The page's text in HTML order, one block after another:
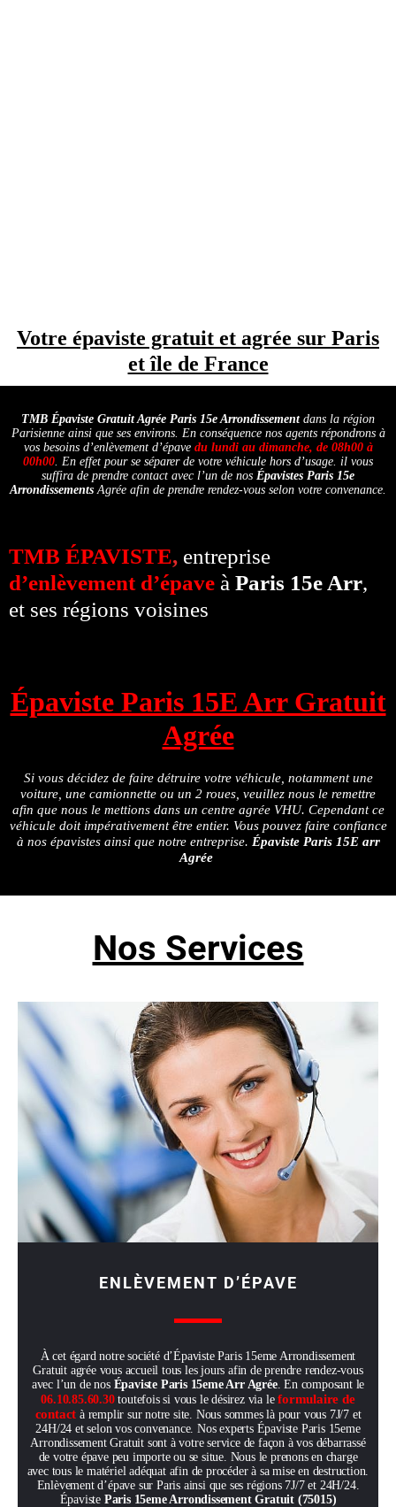
Votre épaviste gratuit et agrée sur Paris
et île de France
TMB Épaviste Gratuit Agrée Paris 15e Arrondissement dans la région
Parisienne ainsi que ses environs. En conséquence nos agents répondrons à
vos besoins d’enlèvement d’épave du lundi au dimanche, de 08h00 à
00h00 . En effet pour se séparer de votre véhicule hors d’usage. il vous
suffira de prendre contact avec l’un de nos Épavistes Paris 15e
Arrondissements Agrée afin de prendre rendez-vous selon votre convenance.
TMB ÉPAVISTE, entreprise
d’enlèvement d’épave à Paris 15e Arr,
et ses régions voisines
Épaviste Paris 15E Arr Gratuit
Agrée
Si vous décidez de faire détruire votre véhicule, notamment une
voiture, une camionnette ou un 2 roues, veuillez nous le remettre
afin que nous le mettions dans un centre agrée VHU. Cependant ce
véhicule doit impérativement être entier. Vous pouvez faire confiance
à nos épavistes ainsi que notre entreprise. Épaviste Paris 15E arr
Agrée
Nos Services
ENLÈVEMENT D’ÉPAVE
À cet égard notre société d’Épaviste Paris 15eme Arrondissement
Gratuit agrée vous accueil tous les jours afin de prendre rendez-vous
avec l’un de nos Épaviste Paris 15eme Arr Agrée. En composant le
06.10.85.60.30toutefois si vous le désirez via leformulaire de
contact à remplir sur notre site. Nous sommes là pour vous 7J/7 et
24H/24 et selon vos convenance. Nos experts Épaviste Paris 15eme
Arrondissement Gratuit sont à votre service de façon à vos débarrassé
de votre épave peu importe ou se situe. Nous le prenons en charge
avec tous le matériel adéquat afin de procéder à sa mise en destruction.
Enlèvement d’épave sur Paris ainsi que ses régions 7J/7 et 24H/24.
Épaviste Paris 15eme Arrondissement Gratuit (75015)